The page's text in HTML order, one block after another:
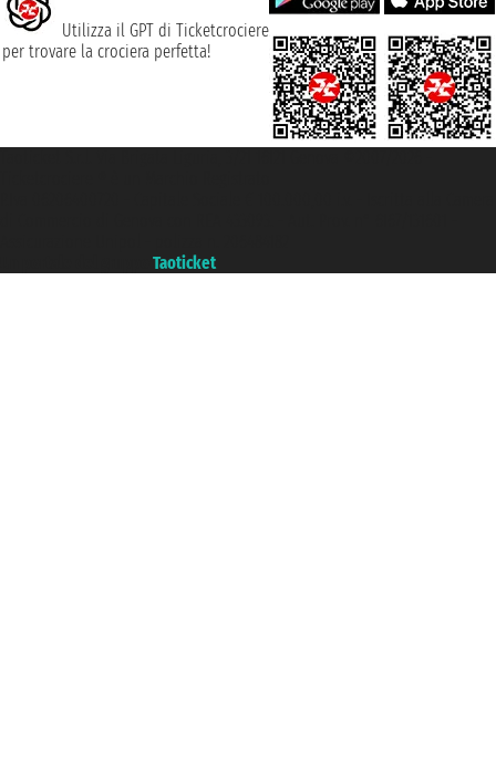
Utilizza il GPT di Ticketcrociere
per trovare la crociera perfetta!
Taoticket